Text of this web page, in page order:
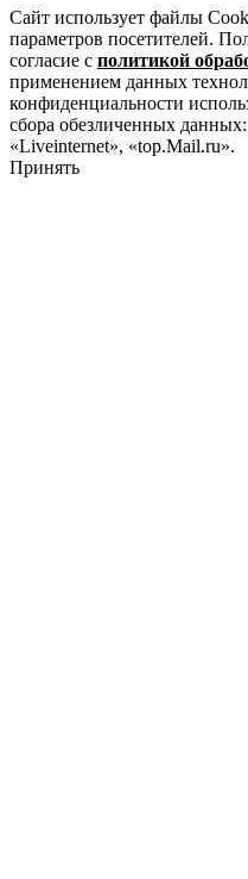
Сайт использует файлы
параметров посетителей.
согласие с политикой
применением данных
конфиденциальности
сбора обезличенных
«Liveinternet», «top.Mail.ru».
Принять